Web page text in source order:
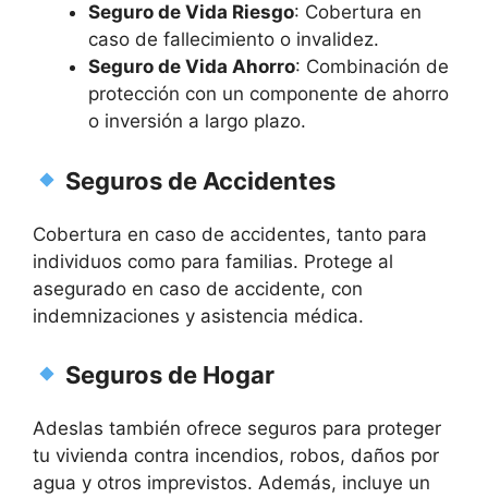
Seguro de Vida Riesgo: Cobertura en
caso de fallecimiento o invalidez.
Seguro de Vida Ahorro: Combinación de
protección con un componente de ahorro
o inversión a largo plazo.
Seguros de Accidentes
Cobertura en caso de accidentes, tanto para
individuos como para familias. Protege al
asegurado en caso de accidente, con
indemnizaciones y asistencia médica.
Seguros de Hogar
Adeslas también ofrece seguros para proteger
tu vivienda contra incendios, robos, daños por
agua y otros imprevistos. Además, incluye un